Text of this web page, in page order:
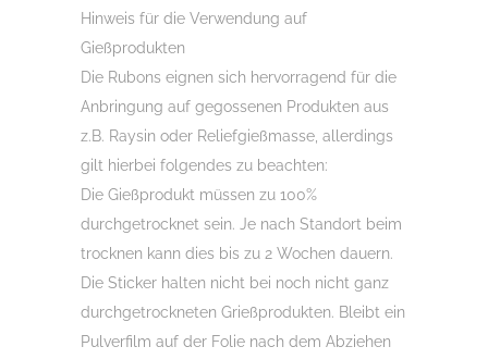
Hinweis für die Verwendung auf
Gießprodukten
Die Rubons eignen sich hervorragend für die
Anbringung auf gegossenen Produkten aus
z.B. Raysin oder Reliefgießmasse, allerdings
gilt hierbei folgendes zu beachten:
Die Gießprodukt müssen zu 100%
durchgetrocknet sein. Je nach Standort beim
trocknen kann dies bis zu 2 Wochen dauern.
Die Sticker halten nicht bei noch nicht ganz
durchgetrockneten Grießprodukten. Bleibt ein
Pulverfilm auf der Folie nach dem Abziehen